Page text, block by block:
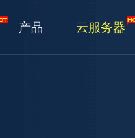
产品 云服务器